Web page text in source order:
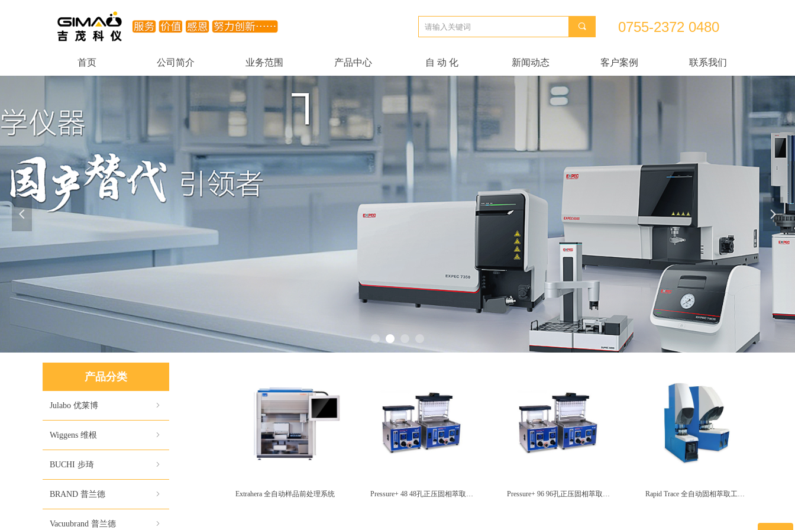
넳 넲
首页 公司简介 业务范围 产品中心
产品中心
自 动 化 新闻动态 客户案例 联系我们
끠 0755-2372 0480
Extrahera 全自动样品前处理系统 Pressure+ 48 48孔正压固相萃取装 Pressure+ 96 96孔正压固相萃取装 Rapid Trace 全自动固相萃取工作
产品分类
ꁇ
Julabo 优莱博
ꁇ
Wiggens 维根
ꁇ
BUCHI 步琦
ꁇ
BRAND 普兰德
ꁇ
Vacuubrand 普兰德